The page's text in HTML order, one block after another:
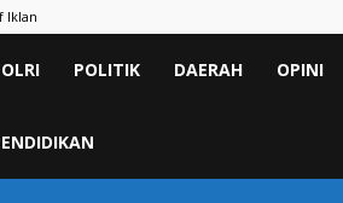
Iklan
POLITIK DAERAH OPINI